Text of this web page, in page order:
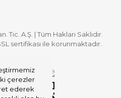
çerezler
ederek
A.Ş. | Tüm Hakları Saklıdır.
sertifikası ile korunmaktadır.